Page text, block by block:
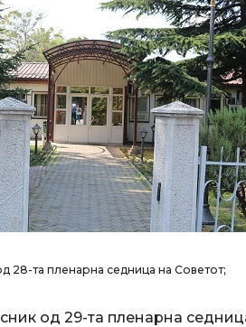
28-та пленарна седница на Советот;
од 29-та пленарна